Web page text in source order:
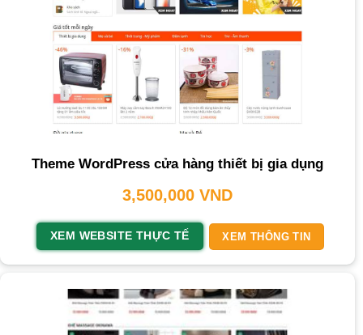
Theme WordPress cửa hàng thiết bị gia dụng
3,500,000 VND
XEM WEBSITE THỰC TẾ XEM THÔNG TIN